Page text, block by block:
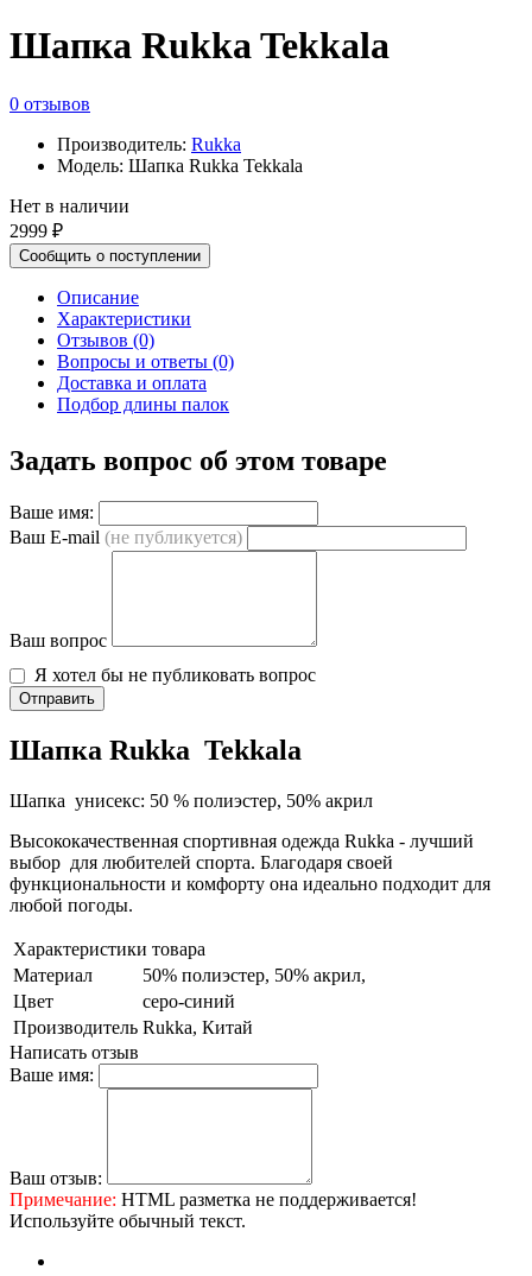
Шапка Rukka Tekkala
0 отзывов
Производитель: Rukka
Модель: Шапка Rukka Tekkala
Нет в наличии
2999 ₽
Сообщить о поступлении
Описание
Характеристики
Отзывов (0)
Вопросы и ответы (0)
Доставка и оплата
Подбор длины палок
Задать вопрос об этом товаре
Ваше имя:
Ваш E-mail (не публикуется)
Ваш вопрос
Я хотел бы не публиковать вопрос
Отправить
Шапка Rukka Tekkala
Шапка унисекс: 50 % полиэстер, 50% акрил
Высококачественная спортивная одежда Rukka - лучший
выбор для любителей спорта. Благодаря своей
функциональности и комфорту она идеально подходит для
любой погоды.
Характеристики товара
Материал
50% полиэстер, 50% акрил,
Цвет
серо-синий
Производитель Rukka, Китай
Написать отзыв
Ваше имя:
Ваш отзыв:
Примечание: HTML разметка не поддерживается!
Используйте обычный текст.